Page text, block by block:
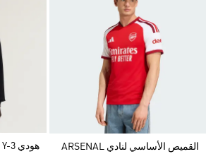
القميص الأساسي لنادي ARSENAL